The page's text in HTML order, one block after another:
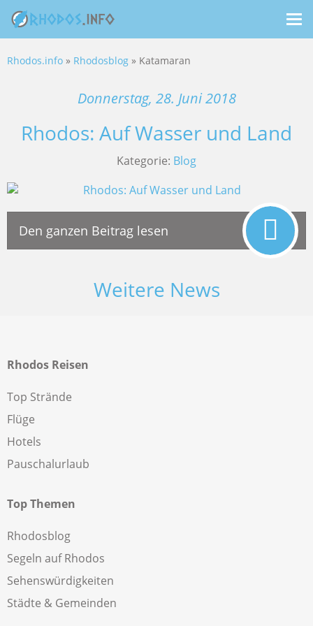
Rhodos.info » Rhodosblog » Katamaran
Donnerstag, 28. Juni 2018
Rhodos: Auf Wasser und Land
Kategorie: Blog
Den ganzen Beitrag lesen
Weitere News
Rhodos Reisen
Top Strände
Flüge
Hotels
Pauschalurlaub
Top Themen
Rhodosblog
Segeln auf Rhodos
Sehenswürdigkeiten
Städte & Gemeinden